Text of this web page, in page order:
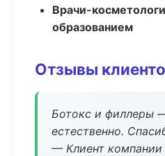
Врачи-
образованием
Отзывы
Ботокс и филлеры
естественно.
— Клиент компании